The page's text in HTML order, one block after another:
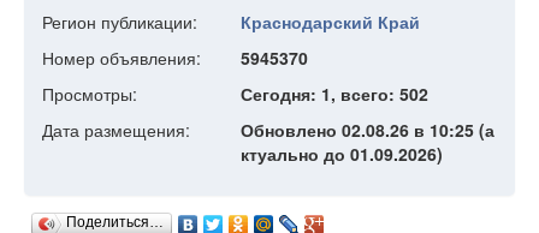
Регион публикации:
Краснодарский Край
Номер объявления:
5945370
Просмотры:
Сегодня: 1, всего: 502
Дата размещения:
Обновлено 02.08.26 в 10:25 (а
ктуально до 01.09.2026)
Поделиться…